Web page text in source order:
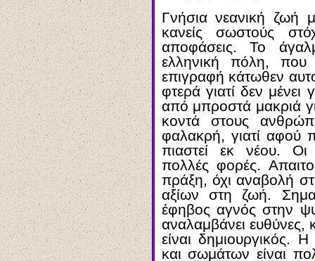
Γνήσια νεανική ζωή
κανείς σωστούς
αποφάσεις. Το
ελληνική πόλη, που
επιγραφή κάτωθεν
φτερά γιατί δεν
από μπροστά μακριά
κοντά στους
φαλακρή, γιατί αφού
πιαστεί εκ νέου. Οι
πολλές φορές.
πράξη, όχι αναβολή
αξίων στη ζωή.
έφηβος αγνός στην
αναλαμβάνει ευθύνες,
είναι δημιουργικός.
και σωμάτων είναι